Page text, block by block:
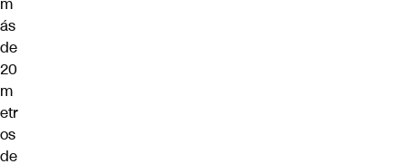
m
ás
de
20
m
etr
os
de